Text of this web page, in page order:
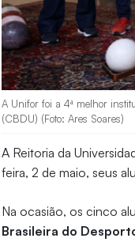
A Unifor foi a 4ª melhor
(CBDU) (Foto: Ares Soares)
A Reitoria da
feira, 2 de maio, seus
Na ocasião, os cinco
Brasileira do